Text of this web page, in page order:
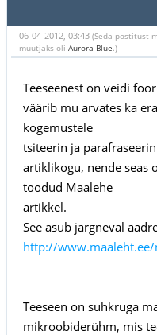
06-04-2012, 03:43 (Seda postitust
muutjaks oli Aurora Blue .)
Teeseenest on veidi
väärib mu arvates ka
kogemustele
tsiteerin ja
artiklikogu, nende seas
toodud Maalehe
artikkel.
See asub järgneval
http://
Teeseen on suhkruga
mikroobiderühm, mis